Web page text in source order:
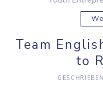
Team
to